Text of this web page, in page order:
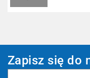
Zapisz się do